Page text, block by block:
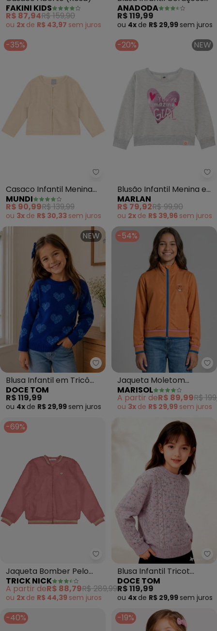
FAKINI KIDS
R$ 87,94R$ 159,90
ou 2x de R$ 43,97 sem juros
(Off)
ANADODA
R$ 119,99
ou 4x de R$ 29,99 sem juros
-35%
Mundi - Casaco Infantil Menina
Casaco Infantil Menina
Peluciado (Bege)
MUNDI
R$ 90,99R$ 139,99
ou 3x de R$ 30,33 sem juros
-20% NEW
Blusão Infantil Menina em
Moletom Felpado (Bege)
MARLAN
R$ 79,92R$ 99,90
ou 2x de R$ 39,96 sem juros
NEW
Doce Tom - Blusa Infantil em
Blusa Infantil em Tricô
com Corações (Azul)
DOCE TOM
R$ 119,99
ou 4x de R$ 29,99 sem juros
-54%
Jaqueta Moletom
Feminina Marisol
(Laranja)
MARISOL
A partir deR$ 89,99R$
ou 3x de R$ 29,99 sem juros
-69%
Trick Nick - Jaqueta Bomber
Jaqueta Bomber Pelo
Safira (Rosa)
TRICK NICK
A partir deR$ 88,79R$ 289,99
ou 2x de R$ 44,39 sem juros
Blusa Infantil Tricot
Conforto e Estilo
(Branco)
DOCE TOM
R$ 119,99
ou 4x de R$ 29,99 sem juros
-40% -19%